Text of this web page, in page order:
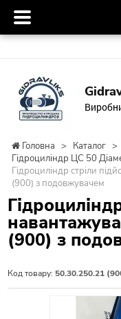
Головна > Каталог >
Гідроциліндр ЦС 50
Гідроциліндр стріли
(900) з подовжувачем
(900) з
Код товару: 50.30.250.21